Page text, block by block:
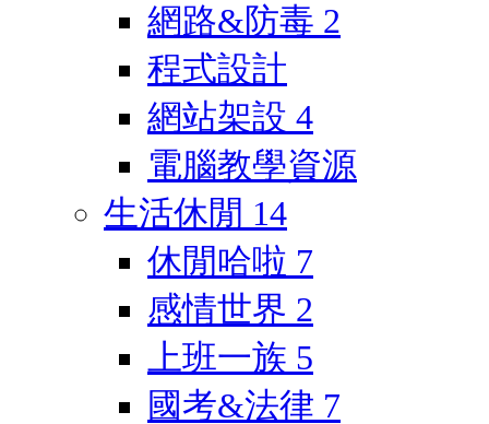
網路&防毒 2
程式設計
網站架設 4
電腦教學資源
生活休閒 14
休閒哈啦 7
感情世界 2
上班一族 5
國考&法律 7